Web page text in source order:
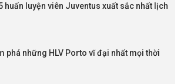
huấn luyện viên Juventus xuất sắc nhất lịch
phá những HLV Porto vĩ đại nhất mọi thời